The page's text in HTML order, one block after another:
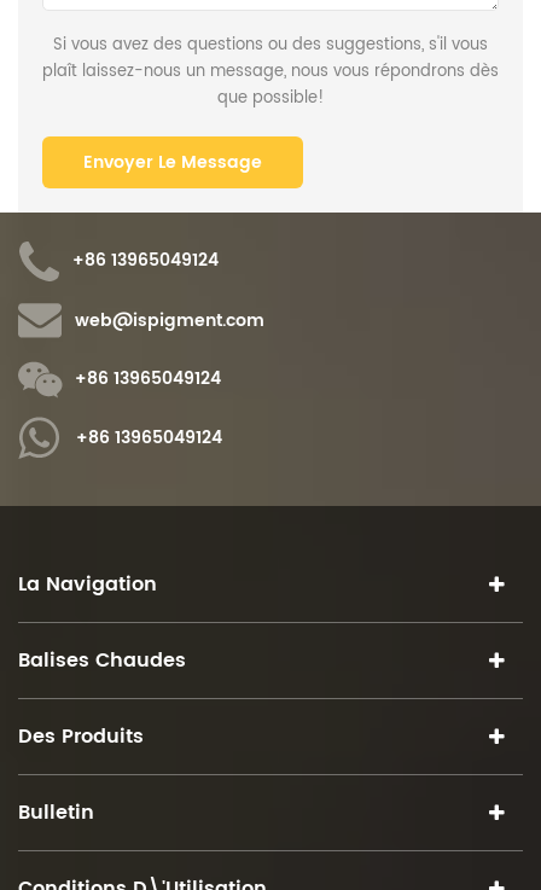
Si vous avez des questions ou des suggestions, s'il vous
plaît laissez-nous un message, nous vous répondrons dès
que possible!
+86 13965049124
web@ispigment.com
+86 13965049124
+86 13965049124
La Navigation
Balises Chaudes
Des Produits
Bulletin